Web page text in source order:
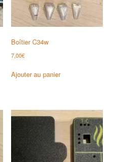
Boîtier C34w
7,00€
Ajouter au panier